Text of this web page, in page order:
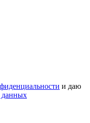
и даю
данных